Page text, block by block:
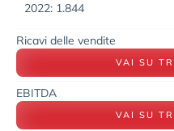
2022: 1.844
Ricavi delle vendite
VAI SU
EBITDA
VAI SU